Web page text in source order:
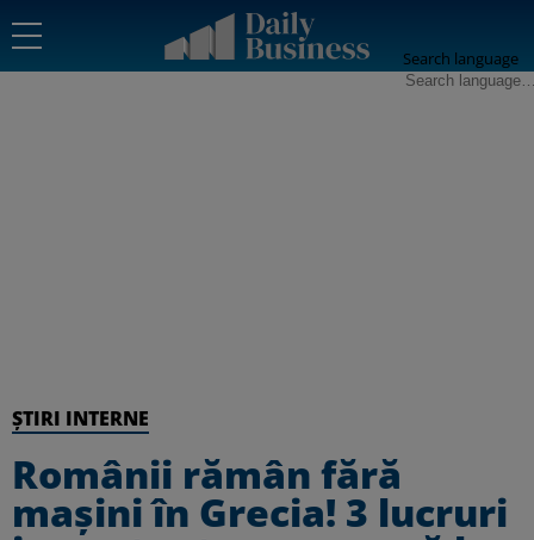
Search language
ȘTIRI INTERNE
Românii rămân fără
mașini în Grecia! 3 lucruri